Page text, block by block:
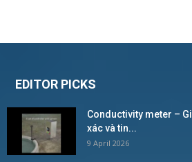
EDITOR PICKS
Conductivity meter –
xác và tin...
9 April 2026